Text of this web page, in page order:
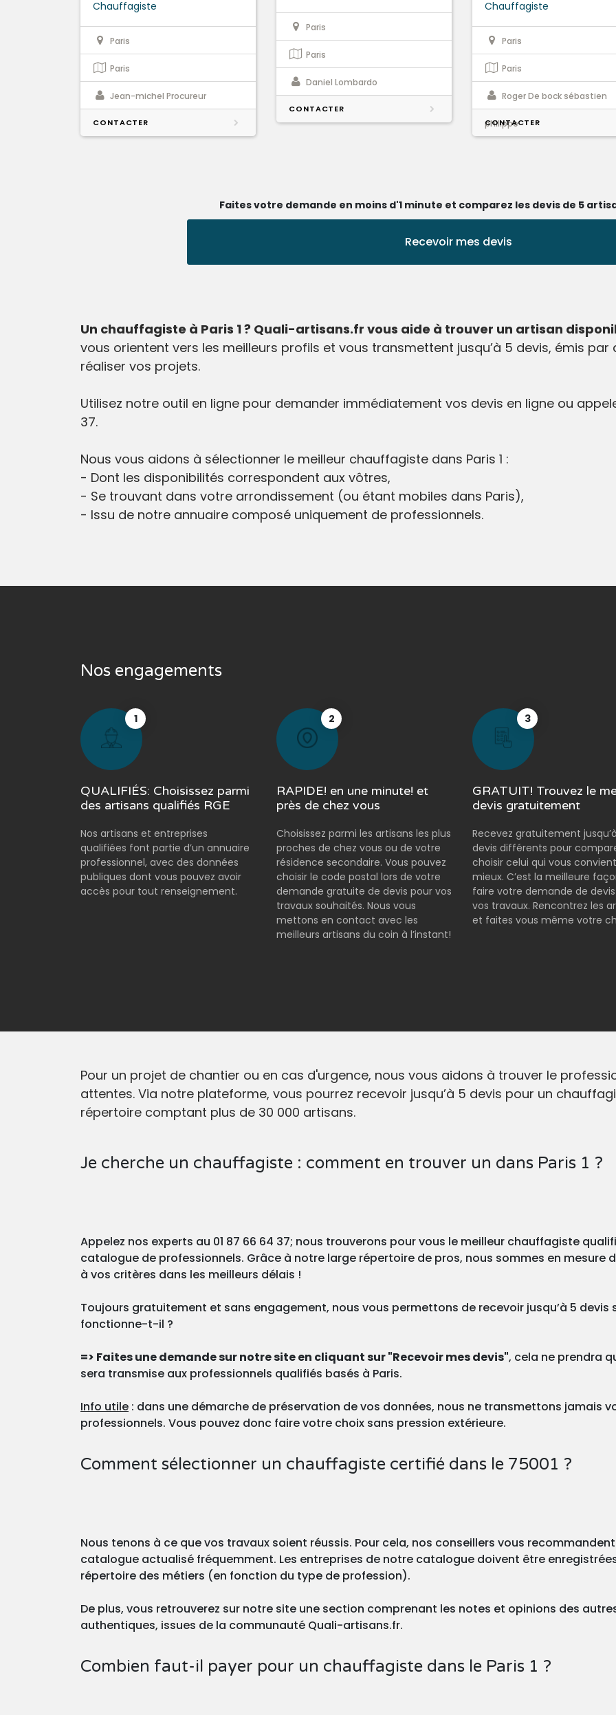
Chauffagiste
Paris
Paris
Jean-michel Procureur
CONTACTER
Paris
Paris
Daniel Lombardo
CONTACTER
Chauffagiste
Paris
Paris
Roger De bock sébastien
philippe
CONTACTER
Faites votre demande en moins d'1 minute et comparez les devis de 5
Recevoir mes devis
Un chauffagiste à Paris 1 ? Quali-artisans.fr vous aide à trouver un artisan
vous orientent vers les meilleurs profils et vous transmettent jusqu’à 5 devis, émis
réaliser vos projets.
Utilisez notre outil en ligne pour demander immédiatement vos devis en ligne ou
37.
Nous vous aidons à sélectionner le meilleur chauffagiste dans Paris 1 :
- Dont les disponibilités correspondent aux vôtres,
- Se trouvant dans votre arrondissement (ou étant mobiles dans Paris),
- Issu de notre annuaire composé uniquement de professionnels.
Nos engagements
1
QUALIFIÉS: Choisissez parmi
des artisans qualifiés RGE
Nos artisans et entreprises
qualifiées font partie d’un annuaire
professionnel, avec des données
publiques dont vous pouvez avoir
accès pour tout renseignement.
2
RAPIDE! en une minute! et
près de chez vous
Choisissez parmi les artisans les plus
proches de chez vous ou de votre
résidence secondaire. Vous pouvez
choisir le code postal lors de votre
demande gratuite de devis pour vos
travaux souhaités. Nous vous
mettons en contact avec les
meilleurs artisans du coin à l’instant!
3
GRATUIT! Trouvez le
devis gratuitement
Recevez gratuitement
devis différents pour
choisir celui qui vous
mieux. C’est la meilleure
faire votre demande de
vos travaux. Rencontrez les
et faites vous même votre
Pour un projet de chantier ou en cas d'urgence, nous vous aidons à trouver le
attentes. Via notre plateforme, vous pourrez recevoir jusqu’à 5 devis pour un
répertoire comptant plus de 30 000 artisans.
Je cherche un chauffagiste : comment en trouver un dans Paris 1 ?
Appelez nos experts au 01 87 66 64 37; nous trouverons pour vous le meilleur chauffagiste
catalogue de professionnels. Grâce à notre large répertoire de pros, nous sommes en
à vos critères dans les meilleurs délais !
Toujours gratuitement et sans engagement, nous vous permettons de recevoir jusqu’à 5
fonctionne-t-il ?
=> Faites une demande sur notre site en cliquant sur "Recevoir mes devis", cela ne prendra
sera transmise aux professionnels qualifiés basés à Paris.
Info utile : dans une démarche de préservation de vos données, nous ne transmettons jamais
professionnels. Vous pouvez donc faire votre choix sans pression extérieure.
Comment sélectionner un chauffagiste certifié dans le 75001 ?
Nous tenons à ce que vos travaux soient réussis. Pour cela, nos conseillers vous
catalogue actualisé fréquemment. Les entreprises de notre catalogue doivent être
répertoire des métiers (en fonction du type de profession).
De plus, vous retrouverez sur notre site une section comprenant les notes et opinions des
authentiques, issues de la communauté Quali-artisans.fr.
Combien faut-il payer pour un chauffagiste dans le Paris 1 ?